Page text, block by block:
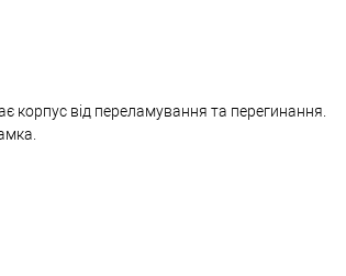
корпус від переламування та перегинання.